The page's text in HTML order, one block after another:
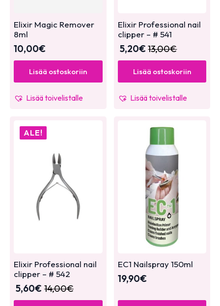
Elixir Magic Remover
8ml
10,00€
Lisää ostoskoriin
Lisää toivelistalle
Elixir Professional nail
clipper – # 541
13,00€
5,20€
Lisää ostoskoriin
Lisää toivelistalle
ALE!
Elixir Professional nail
clipper – # 542
14,00€
5,60€
EC1 Nailspray 150ml
19,90€